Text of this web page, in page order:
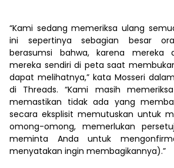
“Kami sedang memeriksa ulang
ini sepertinya sebagian besar
berasumsi bahwa, karena mereka
mereka sendiri di peta saat
dapat melihatnya,” kata Mosseri
di Threads. “Kami masih
memastikan tidak ada yang
secara eksplisit memutuskan untuk
omong-omong, memerlukan
meminta Anda untuk
menyatakan ingin membagikannya).”